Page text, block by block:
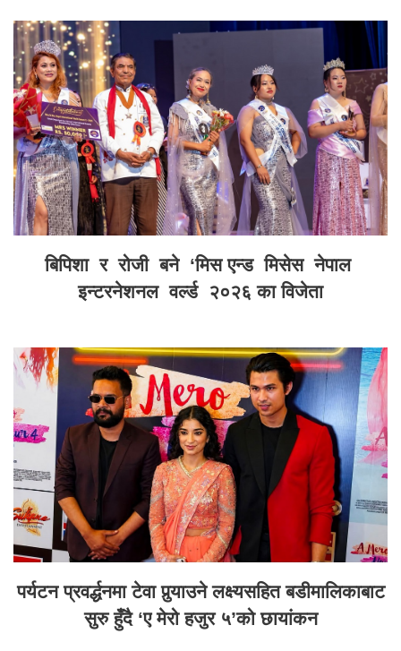
बिपिशा र रोजी बने ‘मिस एन्ड मिसेस नेपाल
इन्टरनेशनल वर्ल्ड २०२६ का विजेता
पर्यटन प्रवर्द्धनमा टेवा पुर्‍याउने लक्ष्यसहित बडीमालिकाबाट
सुरु हुँदै ‘ए मेरो हजुर ५’को छायांकन